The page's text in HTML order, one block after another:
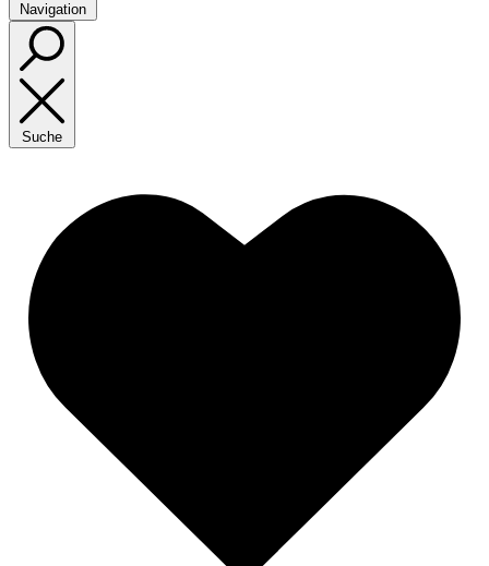
Navigation
Suche